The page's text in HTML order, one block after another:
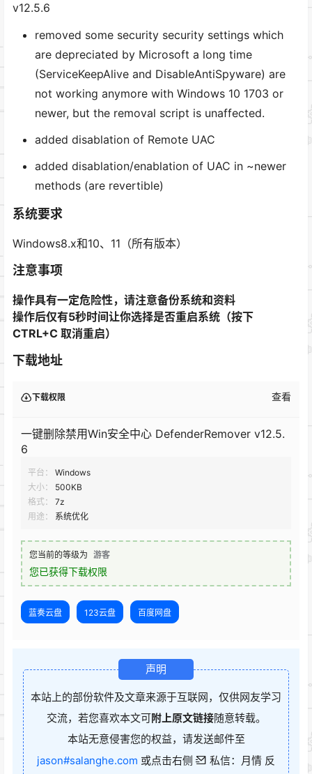
v12.5.6
removed some security security settings which
are depreciated by Microsoft a long time
(ServiceKeepAlive and DisableAntiSpyware) are
not working anymore with Windows 10 1703 or
newer, but the removal script is unaffected.
added disablation of Remote UAC
added disablation/enablation of UAC in ~newer
methods (are revertible)
系统要求
Windows8.x和10、11（所有版本）
注意事项
操作具有一定危险性，请注意备份系统和资料
操作后仅有5秒时间让你选择是否重启系统（按下
CTRL+C 取消重启）
下载地址
下载权限 查看
一键删除禁用Win安全中心 DefenderRemover v12.5.
6
平台：
Windows
大小：
500KB
格式：
7z
用途：
系统优化
您当前的等级为 游客
您已获得下载权限
蓝奏云盘 123云盘 百度网盘
声明
本站上的部份软件及文章来源于互联网，仅供网友学习
交流，若您喜欢本文可附上原文链接随意转载。
本站无意侵害您的权益，请发送邮件至
jason#salanghe.com 或点击右侧
私信：月情 反